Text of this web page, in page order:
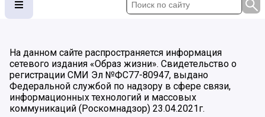
На данном сайте распространяется информация
сетевого издания «Образ жизни». Свидетельство о
регистрации СМИ Эл №ФС77-80947, выдано
Федеральной службой по надзору в сфере связи,
информационных технологий и массовых
коммуникаций (Роскомнадзор) 23.04.2021г.